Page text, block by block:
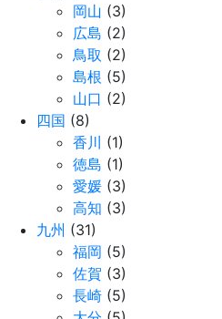
岡山 (3)
広島 (2)
鳥取 (2)
島根 (5)
山口 (2)
四国 (8)
香川 (1)
徳島 (1)
愛媛 (3)
高知 (3)
九州 (31)
福岡 (5)
佐賀 (3)
長崎 (5)